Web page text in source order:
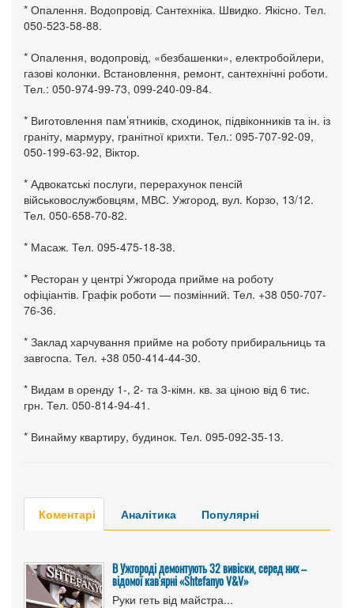
* Опалення. Водопровід. Сантехніка. Швидко. Якісно. Тел.
050-523-58-88.
* Опалення, водопровід, «безбашенки», електробойлери,
газові колонки. Встановлення, ремонт, сантехнічні роботи.
Тел.: 050-974-99-73, 099-240-09-84.
* Виготовлення пам’ятників, сходинок, підвіконників та ін. із
граніту, мармуру, гранітної крихти. Тел.: 095-707-92-09,
050-199-63-92, Віктор.
* Адвокатські послуги, перерахунок пенсій
військовослужбовцям, МВС. Ужгород, вул. Корзо, 13/12.
Тел. 050-658-70-82.
* Масаж. Тел. 095-475-18-38.
* Ресторан у центрі Ужгорода прийме на роботу
офіціантів. Графік роботи — позмінний. Тел. +38 050-707-
76-36.
* Заклад харчування прийме на роботу прибиральниць та
завгоспа. Тел. +38 050-414-44-30.
* Видам в оренду 1-, 2- та 3-кімн. кв. за ціною від 6 тис.
грн. Тел. 050-814-94-41.
* Винайму квартиру, будинок. Тел. 095-092-35-13.
Коментарі Аналітика Популярні
В Ужгороді демонтують 32 вивіски, серед них –
відомої кав'ярні «Shtefanyo V&V»
Руки геть від майстра...